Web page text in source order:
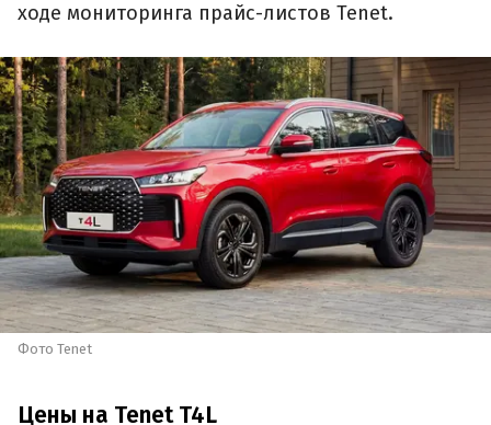
ходе мониторинга прайс-листов Tenet.
Фото Tenet
Цены на Tenet T4L